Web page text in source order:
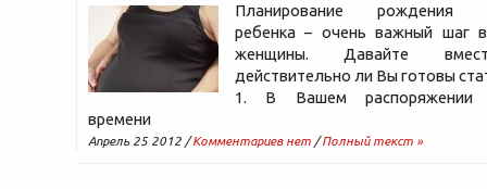
Планирование рождения
ребенка – очень важный шаг
женщины. Давайте
действительно ли Вы готовы
1. В Вашем распоряжении
времени
Апрель 25 2012 /Комментариев нет /Полный текст »